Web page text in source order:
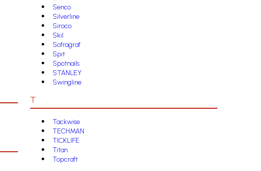
Senco
Silverline
Siroco
Skil
Sofragraf
Spit
Spotnails
STANLEY
Swingline
T
Tackwise
TECHMAN
TICKLIFE
Titan
Topcraft